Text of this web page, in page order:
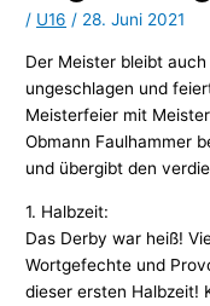
/ U16 / 28. Juni 2021
Der Meister bleibt
ungeschlagen und
Meisterfeier mit
Obmann Faulhammer
und übergibt den
1. Halbzeit:
Das Derby war heiß!
Wortgefechte und
dieser ersten Halbzeit!